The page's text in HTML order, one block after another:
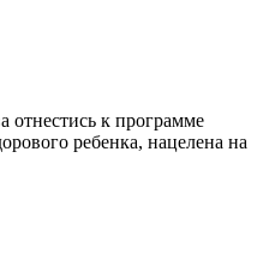
отнестись к программе
ребенка, нацелена на